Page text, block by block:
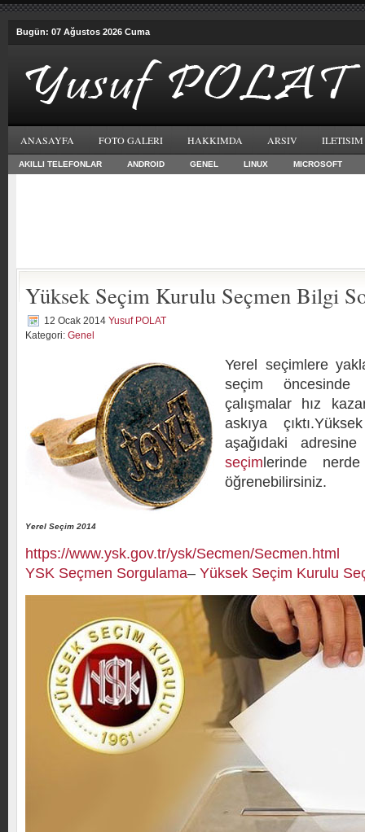
Bugün: 07 Ağustos 2026 Cuma
ANASAYFA FOTO GALERI HAKKIMDA ARSIV ILETISIM
AKILLI TELEFONLAR ANDROID GENEL LINUX MICROSOFT
Yüksek Seçim Kurulu Seçmen Bilgi
12 Ocak 2014 Yusuf POLAT
Kategori: Genel
Yerel Seçim 2014
Yerel seçimlere
seçim öncesinde
çalışmalar hız
askıya
aşağıdaki
seçim lerinde
öğrenebilirsiniz.
https://www.ysk.gov.tr/ysk/Secmen/Secmen.html
YSK Seçmen Sorgulama– Yüksek Seçim Kurulu